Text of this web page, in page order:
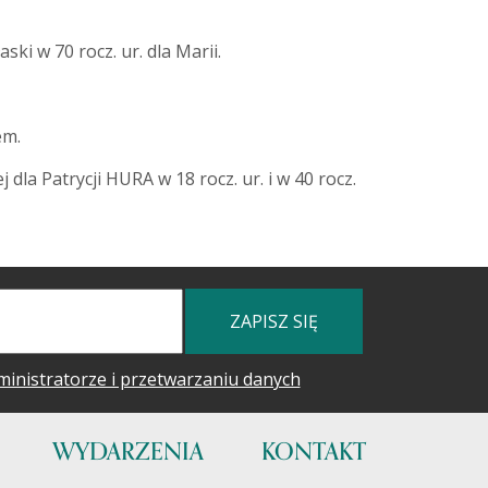
w 70 rocz. ur. dla Marii.
Patrycji HURA w 18 rocz. ur. i w 40 rocz.
ZAPISZ SIĘ
i przetwarzaniu danych
WYDARZENIA KONTAKT